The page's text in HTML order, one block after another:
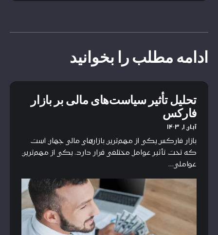
ادامه مطلب را بخوانید
تحلیل تأثیر سیاست‌های مالی بر بازار
فارکس
آبان ۱, ۱۴۰۳
بازار فارکس یکی از مهم‌ترین بازارهای مالی جهان است
که تحت تأثیر عوامل مختلفی قرار دارد. یکی از مهم‌ترین
عواملی…